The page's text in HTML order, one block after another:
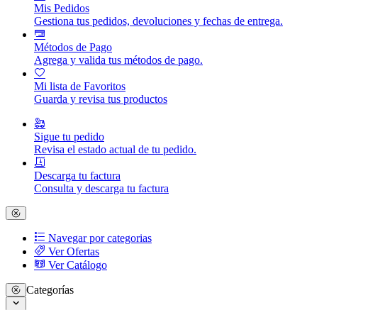
Mis Pedidos
Gestiona tus pedidos, devoluciones y fechas de entrega.
Métodos de Pago
Agrega y valida tus métodos de pago.
Mi lista de Favoritos
Guarda y revisa tus productos
Sigue tu pedido
Revisa el estado actual de tu pedido.
Descarga tu factura
Consulta y descarga tu factura
Navegar por categorias
Ver Ofertas
Ver Catálogo
Categorías